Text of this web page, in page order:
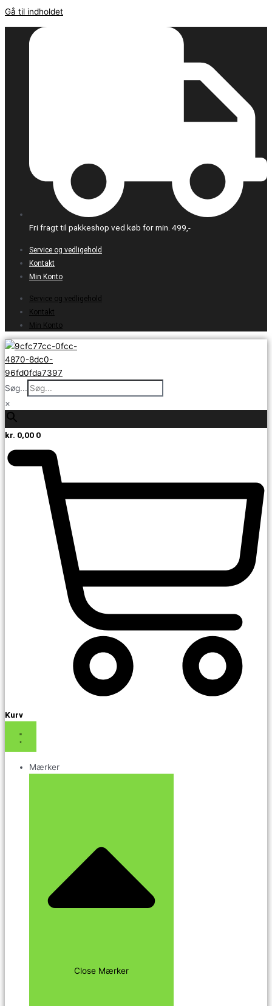
Gå til indholdet
Fri fragt til pakkeshop ved køb for min. 499,-
Service og vedligehold
Kontakt
Min Konto
Service og vedligehold
Kontakt
Min Konto
Søg...
×
kr. 0,00 0
Kurv
Mærker
Close Mærker